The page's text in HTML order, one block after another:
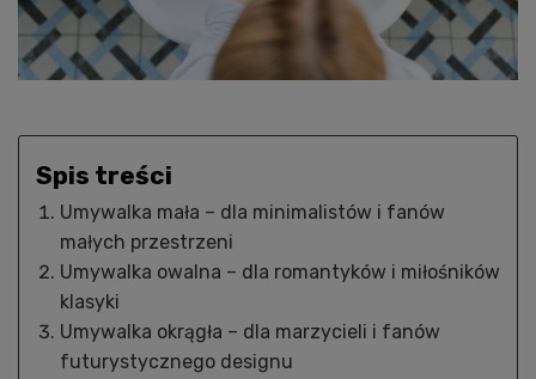
Spis treści
Umywalka mała – dla minimalistów i fanów
małych przestrzeni
Umywalka owalna – dla romantyków i miłośników
klasyki
Umywalka okrągła – dla marzycieli i fanów
futurystycznego designu